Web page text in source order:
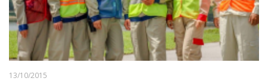
13/10/2015